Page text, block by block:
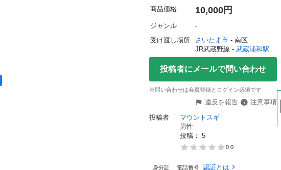
商品価格 10,000円
ジャンル
-
受け渡し場所
さいたま市 - 南区
JR武蔵野線 - 武蔵浦和駅
投稿者にメールで問い合わせ
※問い合わせは会員登録とログイン必須です
違反を報告
注意事項
投稿者
マウントスギ
男性
投稿： 5
0.0
身分証 電話番号 認証とは